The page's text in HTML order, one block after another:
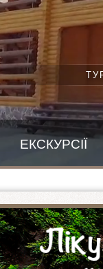
ЕКСКУРСІЇ